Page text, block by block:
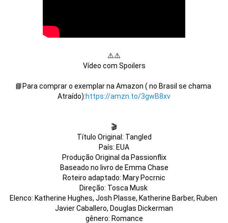
⚠️⚠️
Vídeo com Spoilers
📘Para comprar o exemplar na Amazon ( no Brasil se chama
Atraído):https://amzn.to/3gwB8xv
🎬
Título Original: Tangled
País: EUA
Produção Original da Passionflix
Baseado no livro de Emma Chase
Roteiro adaptado: Mary Pocrnic
Direção: Tosca Musk
Elenco: Katherine Hughes, Josh Plasse, Katherine Barber, Ruben
Javier Caballero, Douglas Dickerman
gênero: Romance